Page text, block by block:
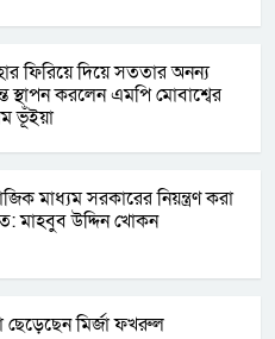
ফিরিয়ে দিয়ে সততার অনন্য
স্থাপন করলেন এমপি মোবাশ্বের
ভূঁইয়া
মাধ্যম সরকারের নিয়ন্ত্রণ করা
মাহবুব উদ্দিন খোকন
ছেড়েছেন মির্জা ফখরুল